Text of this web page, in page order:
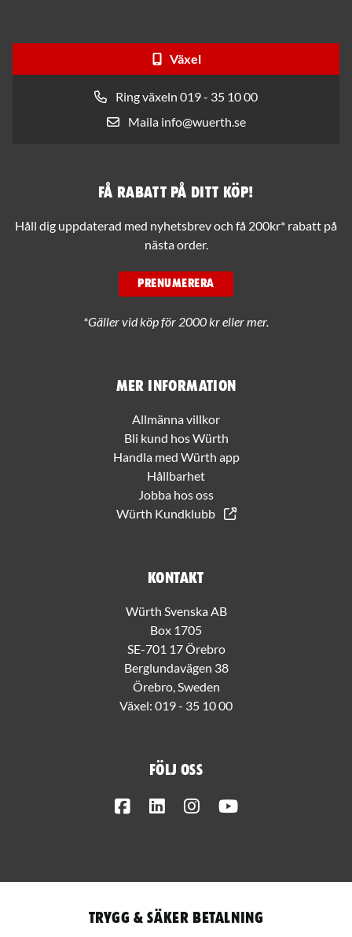
Växel
Ring växeln 019 - 35 10 00
Maila info@wuerth.se
Mer information
Allmänna villkor
Bli kund hos Würth
Handla med Würth app
Hållbarhet
Jobba hos oss
Würth Kundklubb
Kontakt
Würth Svenska AB
Box 1705
SE-701 17 Örebro
Berglundavägen 38
Örebro, Sweden
Växel: 019 - 35 10 00
Följ oss
FacebookLinkedInInstagram
Få rabatt på ditt köp!
Håll dig uppdaterad med nyhetsbrev och få 200kr* rabatt på
nästa order.
PRENUMERERA
*Gäller vid köp för 2000 kr eller mer.
Trygg & säker betalning